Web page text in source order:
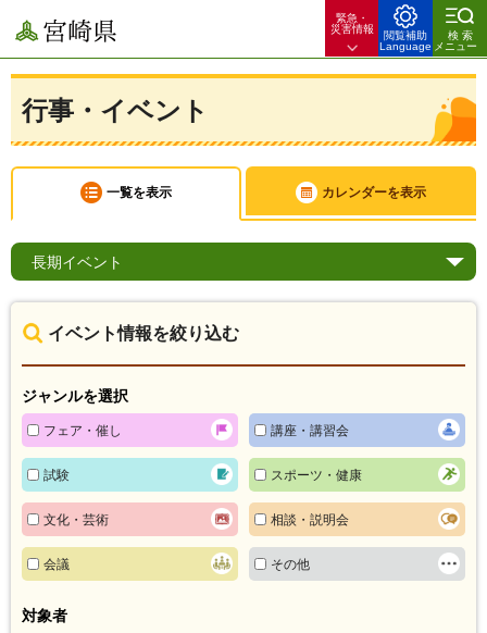
宮崎県
緊急・
災害情報
閲覧補助
Language
検索
メニュー
行事・イベント
一覧を表示 カレンダーを表示
長期イベント
イベント情報を絞り込む
ジャンルを選択
フェア・催し 講座・講習会
試験 スポーツ・健康
文化・芸術 相談・説明会
会議 その他
対象者